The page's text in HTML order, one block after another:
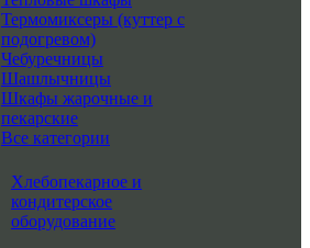
Термомиксеры (куттер с
подогревом)
Чебуречницы
Шашлычницы
Шкафы жарочные и
пекарские
Все категории
Хлебопекарное и
кондитерское
оборудование